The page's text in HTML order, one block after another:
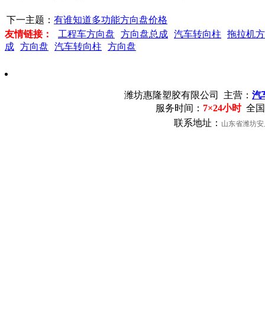
下一主题： 有谁知道多功能方向盘价格
友情链接：
工程车方向盘 方向盘总成 汽车转向柱
拖拉机
成 方向盘 汽车转向柱 方向盘
潍坊惠隆塑胶有限公司 主营： 汽
服务时间： 7×24小时全国
联系地址： 山东省潍坊